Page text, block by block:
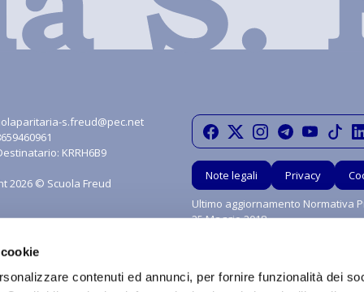
contenuti ed annunci, per fornire funzionalità dei
s.freud@pec.net
KRRH6B9
2026 © Scuola Freud
Note legali Privacy
Ultimo aggiornamento Normativa
25 Maggio 2018